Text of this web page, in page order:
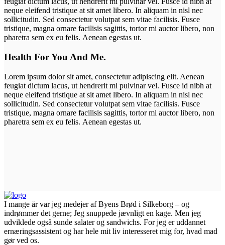
neque eleifend tristique at sit amet libero. In aliquam in nisl nec
sollicitudin. Sed consectetur volutpat sem vitae facilisis. Fusce
tristique, magna ornare facilisis sagittis, tortor mi auctor libero, non
pharetra sem ex eu felis. Aenean egestas ut.
Health For You And Me.
Lorem ipsum dolor sit amet, consectetur adipiscing elit. Aenean
feugiat dictum lacus, ut hendrerit mi pulvinar vel. Fusce id nibh at
neque eleifend tristique at sit amet libero. In aliquam in nisl nec
sollicitudin. Sed consectetur volutpat sem vitae facilisis. Fusce
tristique, magna ornare facilisis sagittis, tortor mi auctor libero, non
pharetra sem ex eu felis. Aenean egestas ut.
I mange år var jeg medejer af Byens Brød i Silkeborg – og
indrømmer det gerne; Jeg snuppede jævnligt en kage. Men jeg
udviklede også sunde salater og sandwichs. For jeg er uddannet
ernæringsassistent og har hele mit liv interesseret mig for, hvad mad
gør ved os.